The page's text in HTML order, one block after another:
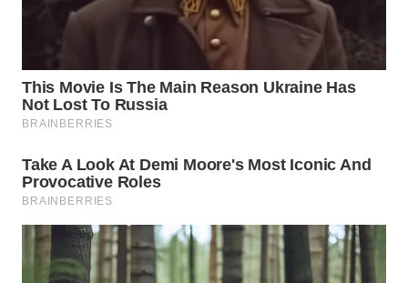
WN
WN
SEMARANG
WN
SOLO
WN
BOROBUDUR